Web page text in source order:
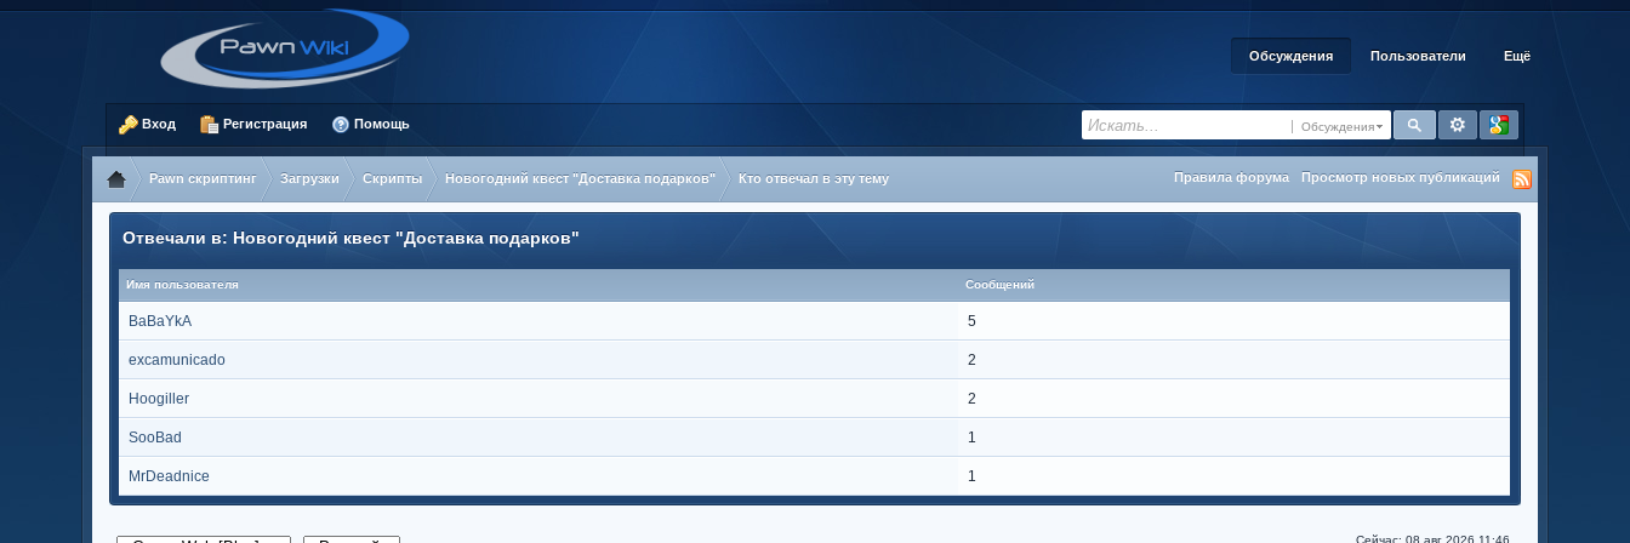
Обсуждения Пользователи Ещё
Обсуждения
Вход Регистрация Помощь
Pawn скриптинг Загрузки Скрипты Новогодний квест "Доставка подарков" Кто отвечал в эту тему Правила форума Просмотр новых публикаций
Отвечали в: Новогодний квест "Доставка подарков"
Имя пользователя Сообщений
BaBaYkA 5
excamunicado 2
Hoogiller 2
SooBad 1
MrDeadnice 1
Сейчас: 08 авг 2026 11:46